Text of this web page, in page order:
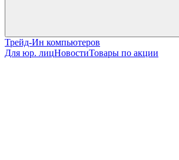
Трейд-Ин компьютеров
Для юр. лицНовостиТовары по акции